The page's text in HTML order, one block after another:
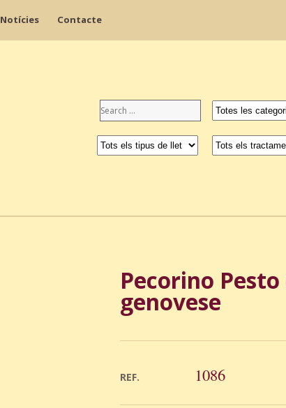
Notícies Contacte
Pecorino
genovese
REF. 1086